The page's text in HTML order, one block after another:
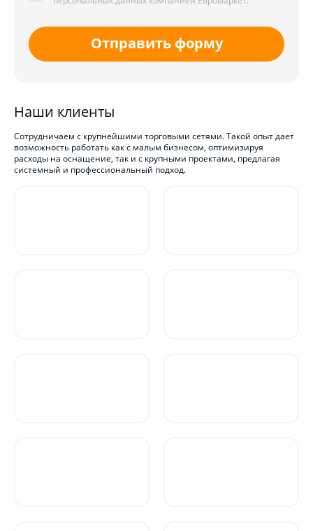
Отправить форму
Наши клиенты
Сотрудничаем с крупнейшими торговыми сетями. Такой опыт дает
возможность работать как с малым бизнесом, оптимизируя
расходы на оснащение, так и с крупными проектами, предлагая
системный и профессиональный подход.